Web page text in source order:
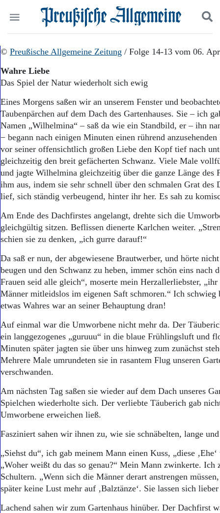
Start
Wer wir sind
Aktuelle Ausgabe
Abonnenten-Login
Abonnent werden
Abo Prämien
Archiv
Mediadaten
Politik
Panorama
Leben
Geschichte
Ostpreußen
Pommern
Berlin-Brandenburg
Schlesien
Danzig und Westpreußen
Bücher
Kontakt
Impressum
Suchen und finden
© Preußische Allgemeine Zeitung / Folge 14-13 vom 06.
Wahre Liebe
Das Spiel der Natur wiederholt sich ewig
Eines Morgens saßen wir an unserem Fenster und
Taubenpärchen auf dem Dach des Gartenhauses. Sie – ich
Namen „Wilhelmina“ – saß da wie ein Standbild, er – ihn
− begann nach einigen Minuten einen rührend
vor seiner offensichtlich großen Liebe den Kopf tief nach
gleichzeitig den breit gefächerten Schwanz. Viele Male
und jagte Wilhelmina gleichzeitig über die ganze Länge des
ihm aus, indem sie sehr schnell über den schmalen Grat des
lief, sich ständig verbeugend, hinter ihr her. Es sah zu
Am Ende des Dachfirstes angelangt, drehte sich die
gleichgültig sitzen. Beflissen dienerte Karlchen weiter.
schien sie zu denken, „ich gurre darauf!“
Da saß er nun, der abgewiesene Brautwerber, und hörte
beugen und den Schwanz zu heben, immer schön eins nach
Frauen seid alle gleich“, moserte mein Herzallerliebster, „ihr
Männer mitleidslos im eigenen Saft schmoren.“ Ich
etwas Wahres war an seiner Behauptung dran!
Auf einmal war die Umworbene nicht mehr da. Der
ein langgezogenes „guruuu“ in die blaue Frühlingsluft und
Minuten später jagten sie über uns hinweg zum zunächst
Mehrere Male umrundeten sie in rasantem Flug unseren
verschwanden.
Am nächsten Tag saßen sie wieder auf dem Dach unseres
Spielchen wiederholte sich. Der verliebte Täuberich gab
Umworbene erweichen ließ.
Fasziniert sahen wir ihnen zu, wie sie schnäbelten, lange
„Siehst du“, ich gab meinem Mann einen Kuss, „diese
„Woher weißt du das so genau?“ Mein Mann zwinkerte. Ich
Schultern. „Wenn sich die Männer derart anstrengen
später keine Lust mehr auf ‚Balztänze‘. Sie lassen sich
Lachend sahen wir zum Gartenhaus hinüber. Der Dachfirst